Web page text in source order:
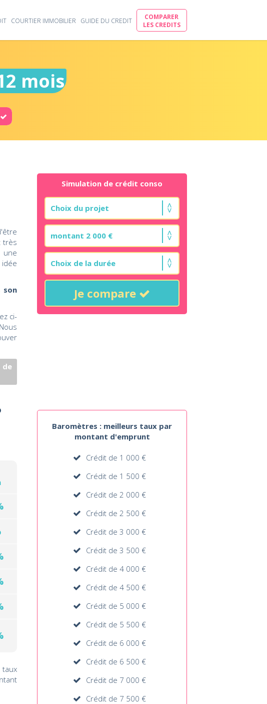
COURTIER IMMOBILIER GUIDE DU CREDIT
COMPARER
LES CREDITS
mois
très
une
son
ci-
Simulation de crédit conso
Je compare
Baromètres : meilleurs taux par
montant d'emprunt
Crédit de 1 000 €
Crédit de 1 500 €
Crédit de 2 000 €
Crédit de 2 500 €
Crédit de 3 000 €
Crédit de 3 500 €
Crédit de 4 000 €
Crédit de 4 500 €
Crédit de 5 000 €
Crédit de 5 500 €
Crédit de 6 000 €
Crédit de 6 500 €
Crédit de 7 000 €
Crédit de 7 500 €